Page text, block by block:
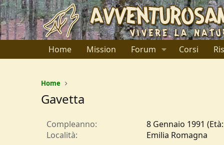
Home Mission Forum Corsi
Home
Gavetta
Compleanno
8 Gennaio 1991
Località
Emilia Romagna